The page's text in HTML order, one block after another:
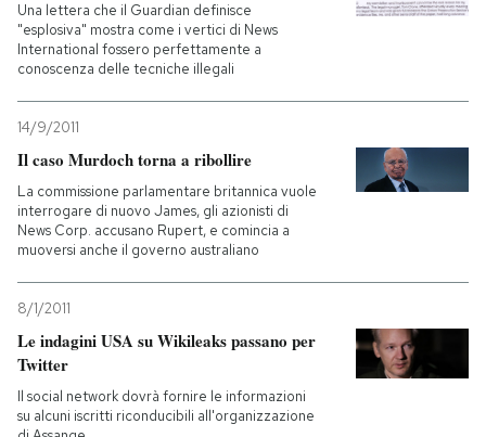
Una lettera che il Guardian definisce
"esplosiva" mostra come i vertici di News
International fossero perfettamente a
conoscenza delle tecniche illegali
14/9/2011
Il caso Murdoch torna a ribollire
La commissione parlamentare britannica vuole
interrogare di nuovo James, gli azionisti di
News Corp. accusano Rupert, e comincia a
muoversi anche il governo australiano
8/1/2011
Le indagini USA su Wikileaks passano per
Twitter
Il social network dovrà fornire le informazioni
su alcuni iscritti riconducibili all'organizzazione